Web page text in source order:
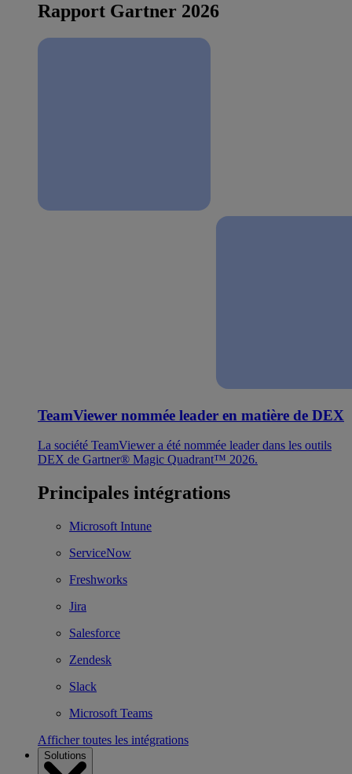
Rapport Gartner 2026
TeamViewer nommée leader en matière de DEX
La société TeamViewer a été nommée leader dans les outils
DEX de Gartner® Magic Quadrant™ 2026.
Principales intégrations
Microsoft Intune
ServiceNow
Freshworks
Jira
Salesforce
Zendesk
Slack
Microsoft Teams
Afficher toutes les intégrations
Solutions